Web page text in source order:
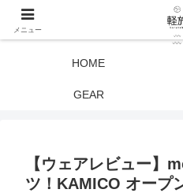
HOME
GEAR
【ウェアレビュー】
ツ！KAMICO オープ
メニュー